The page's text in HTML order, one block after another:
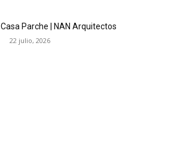
Casa Parche | NAN Arquitectos
22 julio, 2026